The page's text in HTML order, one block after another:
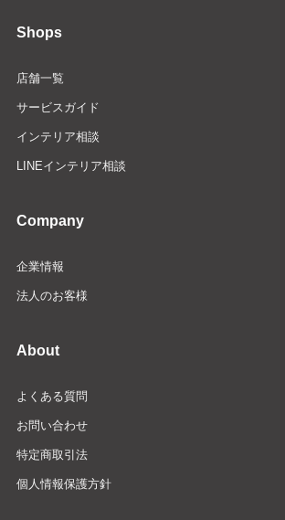
Shops
店舗一覧
サービスガイド
インテリア相談
LINEインテリア相談
Company
企業情報
法人のお客様
About
よくある質問
お問い合わせ
特定商取引法
個人情報保護方針